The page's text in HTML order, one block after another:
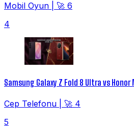
Mobil Oyun
🚀 6
4
Samsung Galaxy Z Fold 8 Ultra vs
Cep Telefonu
🚀 4
5